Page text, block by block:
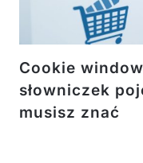
Cookie
słowniczek
musisz znać